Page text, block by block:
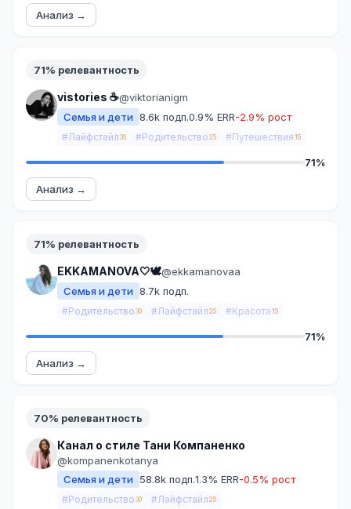
Анализ →
71% релевантность
vistories ☕️@viktorianigm
Семья и дети 8.6k подп.0.9% ERR-2.9% рост
#Лайфстайл 30 #Родительство 25 #Путешествия 15
71%
Анализ →
71% релевантность
EKKAMANOVA🤍🕊@ekkamanovaa
Семья и дети 8.7k подп.
#Родительство 30 #Лайфстайл 25 #Красота 15
71%
Анализ →
70% релевантность
Канал о стиле Тани Компаненко
@kompanenkotanya
Семья и дети
58.8k подп.1.3% ERR-0.5% рост
#Родительство 30 #Лайфстайл 25